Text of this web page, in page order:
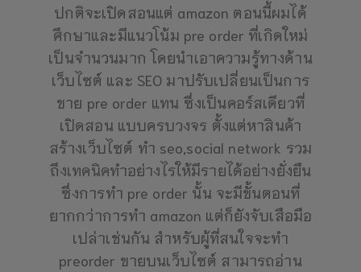
ปกติจะเปิดสอนแต่ amazon ตอนนี้ผมได้
ศึกษาและมีแนวโน้ม pre order ที่เกิดใหม่
เป็นจำนวนมาก โดยนำเอาความรู้ทางด้าน
เว็บไซต์ และ SEO มาปรับเปลี่ยนเป็นการ
ขาย pre order แทน ซึ่งเป็นคอร์สเดียวที่
เปิดสอน แบบครบวงจร ตั้งแต่หาสินค้า
สร้างเว็บไซต์ ทำ seo,social network รวม
ถึงเทคนิคทำอย่างไรให้มีรายได้อย่างยั่งยืน
ซึ่งการทำ pre order นั้น จะมีขั้นตอนที่
ยากกว่าการทำ amazon แต่ก็ยังจับเสือมือ
เปล่าเช่นกัน สำหรับผู้ที่สนใจจะทำ
preorder ขายบนเว็บไซต์ สามารถอ่าน